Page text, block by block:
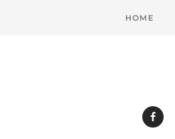
HOME